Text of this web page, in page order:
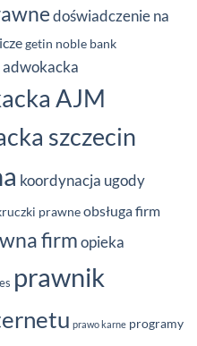
doświadczenie na
getin noble bank
AJM
szczecin
koordynacja ugody
prawneobsługa firm
firmopieka
prawnik
prawo karne programy